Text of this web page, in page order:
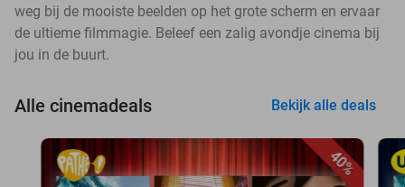
weg bij de mooiste beelden op het grote scherm en ervaar
de ultieme filmmagie. Beleef een zalig avondje cinema bij
jou in de buurt.
Alle cinemadeals Bekijk alle deals
40%